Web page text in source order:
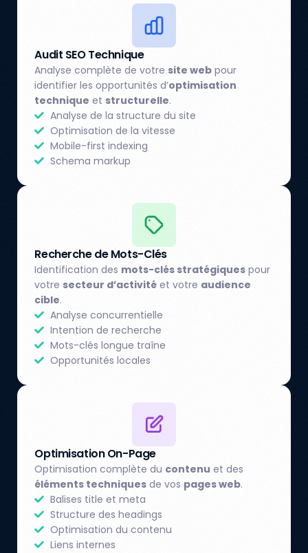
Audit SEO Technique
Analyse complète de votre site web pour
identifier les opportunités d’optimisation
technique et structurelle.
Analyse de la structure du site
Optimisation de la vitesse
Mobile-first indexing
Schema markup
Recherche de Mots-Clés
Identification des mots-clés stratégiques pour
votre secteur d’activité et votre audience
cible.
Analyse concurrentielle
Intention de recherche
Mots-clés longue traîne
Opportunités locales
Optimisation On-Page
Optimisation complète du contenu et des
éléments techniques de vos pages web.
Balises title et meta
Structure des headings
Optimisation du contenu
Liens internes